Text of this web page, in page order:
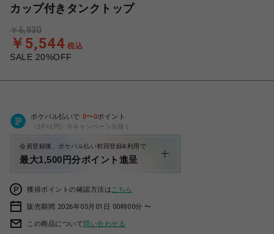
カップ付きタンクトップ
SALE 20%OFF
￥5,544 税込
￥6,930
ポケパル払いで 0〜0ポイント
（1P=1円）※キャンペーン分除く
会員登録後、ポケパル払い初回登録&利用で
最大1,500円分ポイント進呈
獲得ポイントの確認方法は こちら
販売期間 2026年05月01日 00時00分 〜
この商品について問い合わせる